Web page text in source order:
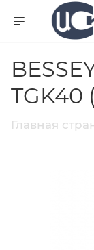
TGK40
Главная